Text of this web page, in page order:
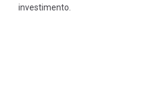
investimento.